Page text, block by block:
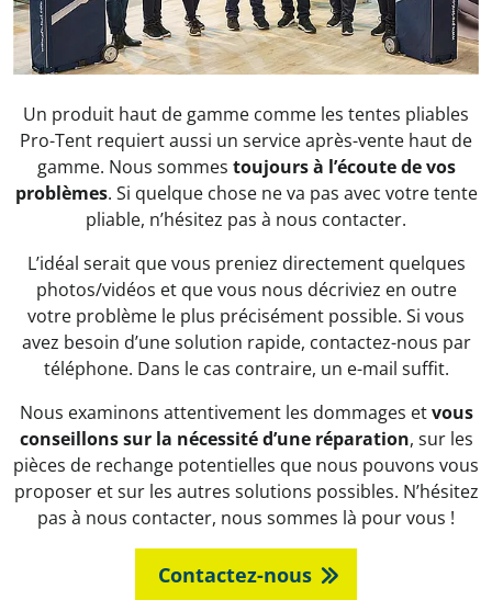
Un produit haut de gamme comme les tentes pliables
Pro-Tent requiert aussi un service après-vente haut de
gamme. Nous sommes toujours à l’écoute de vos
problèmes. Si quelque chose ne va pas avec votre tente
pliable, n’hésitez pas à nous contacter.
L’idéal serait que vous preniez directement quelques
photos/vidéos et que vous nous décriviez en outre
votre problème le plus précisément possible. Si vous
avez besoin d’une solution rapide, contactez-nous par
téléphone. Dans le cas contraire, un e-mail suffit.
Nous examinons attentivement les dommages etvous
conseillons sur la nécessité d’une réparation, sur les
pièces de rechange potentielles que nous pouvons vous
proposer et sur les autres solutions possibles. N’hésitez
pas à nous contacter, nous sommes là pour vous !
Contactez-nous